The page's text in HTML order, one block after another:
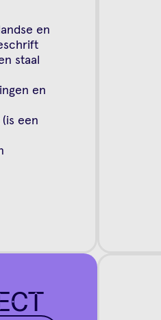
en
staal
en
een